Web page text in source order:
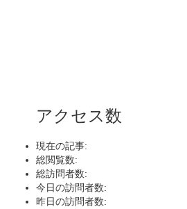
アクセス数
現在の記事:
総閲覧数:
総訪問者数:
今日の訪問者数:
昨日の訪問者数: